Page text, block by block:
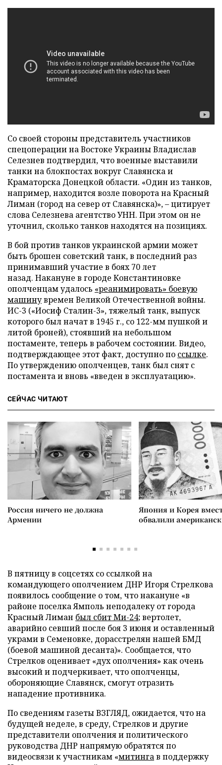
Со своей стороны представитель участников
спецоперации на Востоке Украины Владислав
Селезнев подтвердил, что военные выставили
танки на блокпостах вокруг Славянска и
Краматорска Донецкой области. «Один из танков,
например, находится возле поворота на Красный
Лиман (город на север от Славянска)»,–цитирует
слова Селезнева агентство УНН. При этом он не
уточнил, сколько танков находятся на позициях.
В бой против танков украинской армии может
быть брошен советский танк, в последний раз
принимавший участие в боях 70 лет
назад. Накануне в городе Константиновке
ополченцам удалось «реанимировать» боевую
машинувремен Великой Отечественной войны.
ИС-3 («Иосиф Сталин-3», тяжелый танк, выпуск
которого был начат в 1945 г., со 122-мм пушкой и
литой броней), стоявший на небольшом
постаменте, теперь в рабочем состоянии. Видео,
подтверждающее этот факт, доступно по ссылке.
По утверждению ополченцев, танк был снят с
постамента и вновь «введен в эксплуатацию».
СЕЙЧАС ЧИТАЮТ
Россия ничего не должна
Армении
Япония и Корея
обвалили
В пятницу в соцсетях со ссылкой на
командующего ополчением ДНР Игоря Стрелкова
появилось сообщение о том, что накануне «в
районе поселка Ямполь неподалеку от города
Красный Лиман был сбит Ми-24; вертолет,
аварийно севший после боя 3 июня и оставленный
украми в Семеновке, дорасстрелян нашей БМД
(боевой машиной десанта)». Сообщается, что
Стрелков оценивает «дух ополчения» как очень
высокий и подчеркивает, что ополченцы,
обороняющие Славянск, смогут отразить
нападение противника.
По сведениям газеты ВЗГЛЯД, ожидается, что на
будущей неделе, в среду, Стрелков и другие
представители ополчения и политического
руководства ДНР напрямую обратятся по
видеосвязи к участникам «митингав поддержку